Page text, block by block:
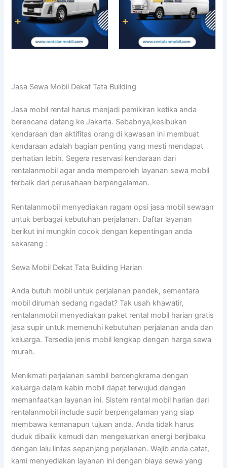
Jasa Sewa Mobil Dekat Tata Building
Jasa mobil rental harus menjadi pemikiran ketika anda
berencana datang ke Jakarta. Sebabnya,kesibukan
kendaraan dan aktifitas orang di kawasan ini membuat
kendaraan adalah bagian penting yang mesti mendapat
perhatian lebih. Segera reservasi kendaraan dari
rentalanmobil agar anda memperoleh layanan sewa mobil
terbaik dari perusahaan berpengalaman.
Rentalanmobil menyediakan ragam opsi jasa mobil sewaan
untuk berbagai kebutuhan perjalanan. Daftar layanan
berikut ini mungkin cocok dengan kepentingan anda
sekarang :
Sewa Mobil Dekat Tata Building Harian
Anda butuh mobil untuk perjalanan pendek, sementara
mobil dirumah sedang ngadat? Tak usah khawatir,
rentalanmobil menyediakan paket rental mobil harian gratis
jasa supir untuk memenuhi kebutuhan perjalanan anda dan
keluarga. Tersedia jenis mobil lengkap dengan harga sewa
murah.
Menikmati perjalanan sambil bercengkrama dengan
keluarga dalam kabin mobil dapat terwujud dengan
memanfaatkan layanan ini. Sistem rental mobil harian dari
rentalanmobil include supir berpengalaman yang siap
membawa kemanapun tujuan anda. Anda tidak harus
duduk dibalik kemudi dan mengeluarkan energi berjibaku
dengan lalu lintas sepanjang perjalanan. Wajib anda catat,
kami menyediakan layanan ini dengan biaya sewa yang